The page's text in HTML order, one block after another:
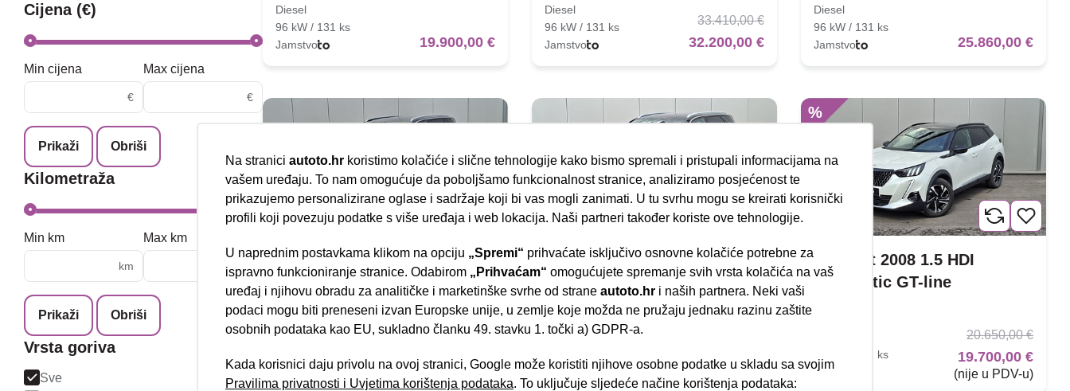
Cijena (€)
Min cijena
€
Max cijena
€
Prikaži Obriši
Kilometraža
Min km
km
Max km
Prikaži Obriši
Vrsta goriva
Sve
Diesel
96 kW / 131 ks
Jamstvo
19.900,00 €
Diesel
96 kW / 131 ks
Jamstvo
33.410,00 €
32.200,00 €
Diesel
96 kW / 131 ks
Jamstvo
25.860,00 €
Rezervirano
Peugeot 5008 1.5 HDI
Automatic GT
07/2023
45.540 km
Diesel
Jamstvo
30.390,00 €
(nije u PDV-u)
Peugeot 5008 1.5 HDI
Automatic (7 sjedala)
02/2023
73.205 km
Diesel
Jamstvo
28.790,00 €
%
Peugeot 2008 1.5 HDI
Automatic GT-line
96 kW / 131 ks
Jamstvo
20.650,00 €
19.700,00 €
(nije u PDV-u)
Nova lokacija - Slavonska avenija 102, Resnik
Na stranici autoto.hr koristimo kolačiće i slične tehnologije kako bismo spremali i pristupali informacijama na
vašem uređaju. To nam omogućuje da poboljšamo funkcionalnost stranice, analiziramo posjećenost te
prikazujemo personalizirane oglase i sadržaje koji bi vas mogli zanimati. U tu svrhu mogu se kreirati korisnički
profili koji povezuju podatke s više uređaja i web lokacija. Naši partneri također koriste ove tehnologije.
U naprednim postavkama klikom na opciju „Spremi“ prihvaćate isključivo osnovne kolačiće potrebne za
ispravno funkcioniranje stranice. Odabirom „Prihvaćam“ omogućujete spremanje svih vrsta kolačića na vaš
uređaj i njihovu obradu za analitičke i marketinške svrhe od strane autoto.hr i naših partnera. Neki vaši
podaci mogu biti preneseni izvan Europske unije, u zemlje koje možda ne pružaju jednaku razinu zaštite
osobnih podataka kao EU, sukladno članku 49. stavku 1. točki a) GDPR-a.
Kada korisnici daju privolu na ovoj stranici, Google može koristiti njihove osobne podatke u skladu sa svojim
Pravilima privatnosti i Uvjetima korištenja podataka. To uključuje sljedeće načine korištenja podataka: